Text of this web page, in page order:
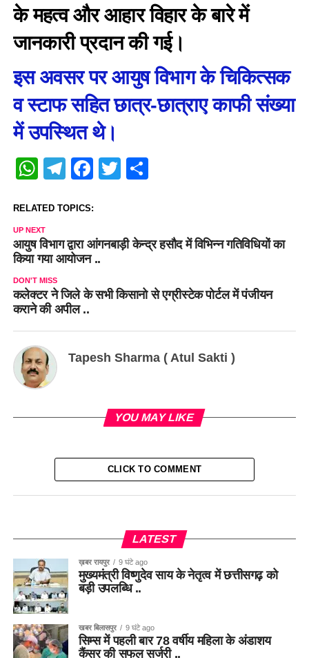
के महत्व और आहार विहार के बारे में
जानकारी प्रदान की गई।
इस अवसर पर आयुष विभाग के चिकित्सक
व स्टाफ सहित छात्र-छात्राए काफी संख्या
में उपस्थित थे।
WhatsApp
Telegram
Facebook
Twitter
RELATED TOPICS:
UP NEXT
आयुष विभाग द्वारा आंगनबाड़ी केन्द्र हसौद में विभिन्न गतिविधियों का
किया गया आयोजन ..
DON'T MISS
कलेक्टर ने जिले के सभी किसानो से एग्रीस्टेक पोर्टल में पंजीयन
कराने की अपील ..
Tapesh Sharma ( Atul Sakti )
YOU MAY LIKE
CLICK TO COMMENT
LATEST
ख़बर रायपुर 9 घंटे ago
मुख्यमंत्री विष्णुदेव साय के नेतृत्व में छत्तीसगढ़ को
बड़ी उपलब्धि ..
खबर बिलासपुर 9 घंटे ago
सिम्स में पहली बार 78 वर्षीय महिला के अंडाशय
कैंसर की सफल सर्जरी ..